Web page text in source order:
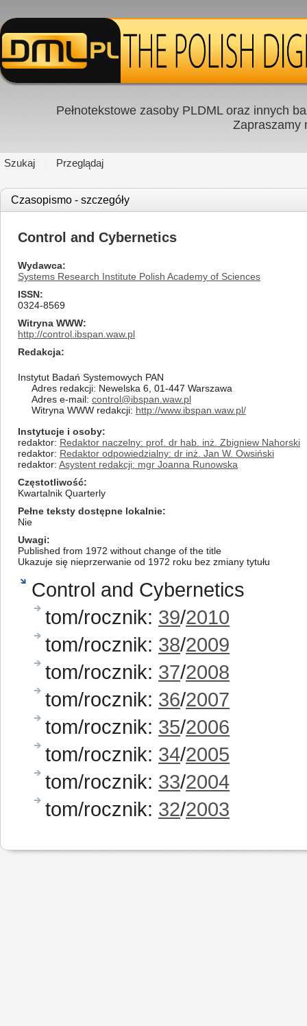
Pełnotekstowe zasoby PLDML oraz innych
Zapraszamy
Szukaj Przeglądaj
Czasopismo - szczegóły
Control and Cybernetics
Wydawca
Systems Research Institute Polish Academy of Sciences
ISSN
0324-8569
Witryna WWW
http://control.ibspan.waw.pl
Redakcja
Instytut Badań Systemowych PAN
Adres redakcji: Newelska 6, 01-447 Warszawa
Adres e-mail: control@ibspan.waw.pl
Witryna WWW redakcji: http://www.ibspan.waw.pl/
Instytucje i osoby
redaktor: Redaktor naczelny: prof. dr hab. inż. Zbigniew Nahorski
redaktor: Redaktor odpowiedzialny: dr inż. Jan W. Owsiński
redaktor: Asystent redakcji: mgr Joanna Runowska
Częstotliwość
Kwartalnik Quarterly
Pełne teksty dostępne lokalnie
Nie
Uwagi
Published from 1972 without change of the title
Ukazuje się nieprzerwanie od 1972 roku bez zmiany tytułu
Control and Cybernetics
tom/rocznik: 39/2010
tom/rocznik: 38/2009
tom/rocznik: 37/2008
tom/rocznik: 36/2007
tom/rocznik: 35/2006
tom/rocznik: 34/2005
tom/rocznik: 33/2004
tom/rocznik: 32/2003